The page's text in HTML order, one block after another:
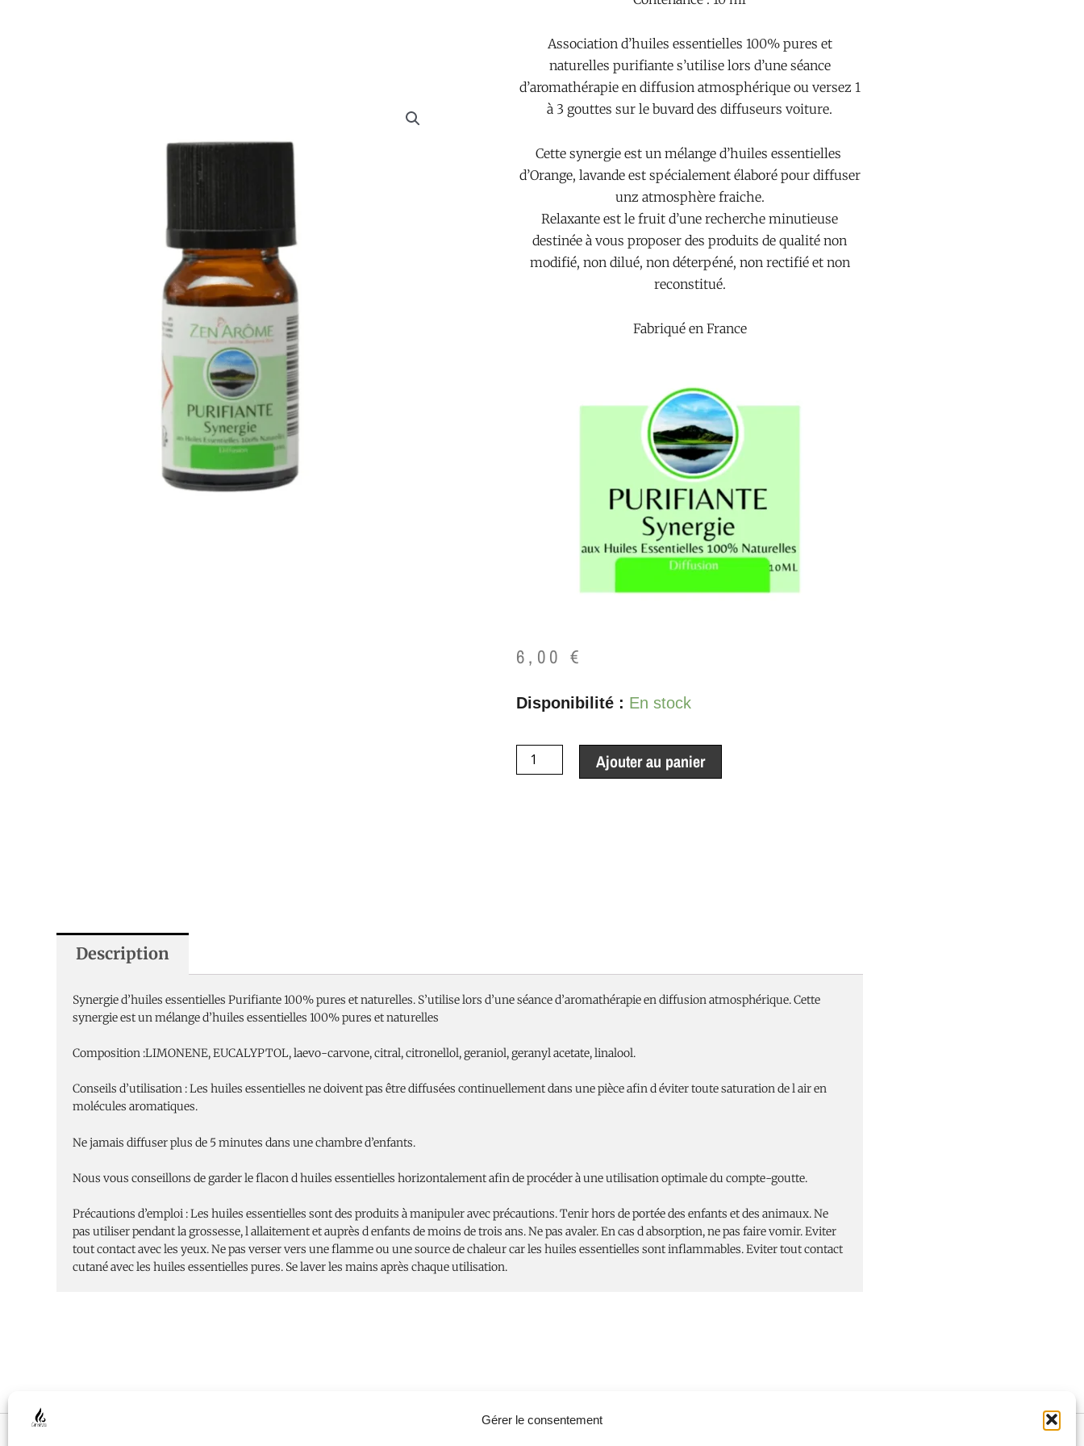
Gérer le consentement
Association d’huiles essentielles 100% pures et
naturelles purifiante s’utilise lors d’une séance
d’aromathérapie en diffusion atmosphérique ou versez 1
à 3 gouttes sur le buvard des diffuseurs voiture.
Cette synergie est un mélange d’huiles essentielles
d’Orange, lavande est spécialement élaboré pour diffuser
unz atmosphère fraiche.
Relaxante est le fruit d’une recherche minutieuse
destinée à vous proposer des produits de qualité non
modifié, non dilué, non déterpéné, non rectifié et non
reconstitué.
Fabriqué en France
6,00 €
Disponibilité : En stock
quantité
Synergie
Ajouter au panier
Description
Synergie d’huiles essentielles Purifiante 100% pures et naturelles. S’utilise lors d’une séance d’aromathérapie en diffusion atmosphérique. Cette
synergie est un mélange d’huiles essentielles 100% pures et naturelles
Composition :LIMONENE, EUCALYPTOL, laevo-carvone, citral, citronellol, geraniol, geranyl acetate, linalool.
Conseils d’utilisation : Les huiles essentielles ne doivent pas être diffusées continuellement dans une pièce afin d éviter toute saturation de l air en
molécules aromatiques.
Ne jamais diffuser plus de 5 minutes dans une chambre d’enfants.
Nous vous conseillons de garder le flacon d huiles essentielles horizontalement afin de procéder à une utilisation optimale du compte-goutte.
Précautions d’emploi : Les huiles essentielles sont des produits à manipuler avec précautions. Tenir hors de portée des enfants et des animaux. Ne
pas utiliser pendant la grossesse, l allaitement et auprès d enfants de moins de trois ans. Ne pas avaler. En cas d absorption, ne pas faire vomir. Eviter
tout contact avec les yeux. Ne pas verser vers une flamme ou une source de chaleur car les huiles essentielles sont inflammables. Eviter tout contact
cutané avec les huiles essentielles pures. Se laver les mains après chaque utilisation.